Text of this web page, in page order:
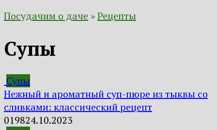
Посудачим о даче »Рецепты
Супы
Супы
Нежный и ароматный суп-пюре из тыквы со
сливками: классический рецепт
019824.10.2023